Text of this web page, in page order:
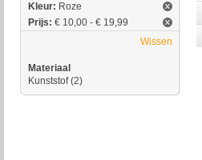
Kleur: Roze
Prijs: € 10,00 - € 19,99
Wissen
Materiaal
Kunststof(2)